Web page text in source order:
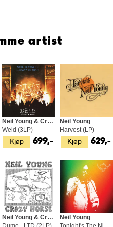
igjen. Den ville hesten
så med ett å bli spinnvill igjen.
artist
Kjøp
Neil Young & Crazy Horse
Weld (3LP)
699,- Kjøp
Neil Young
Harvest (LP)
629,-
Neil Young & Crazy Horse
Neil Young